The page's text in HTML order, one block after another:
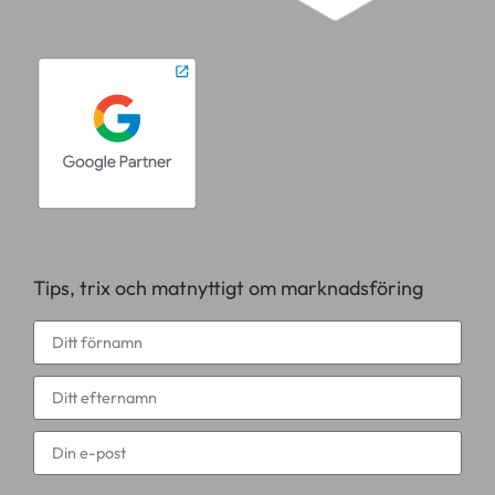
Tips, trix och matnyttigt om marknadsföring